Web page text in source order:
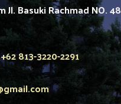
Jl. Basuki Rachmad NO. 48
+62 813-3220-2291